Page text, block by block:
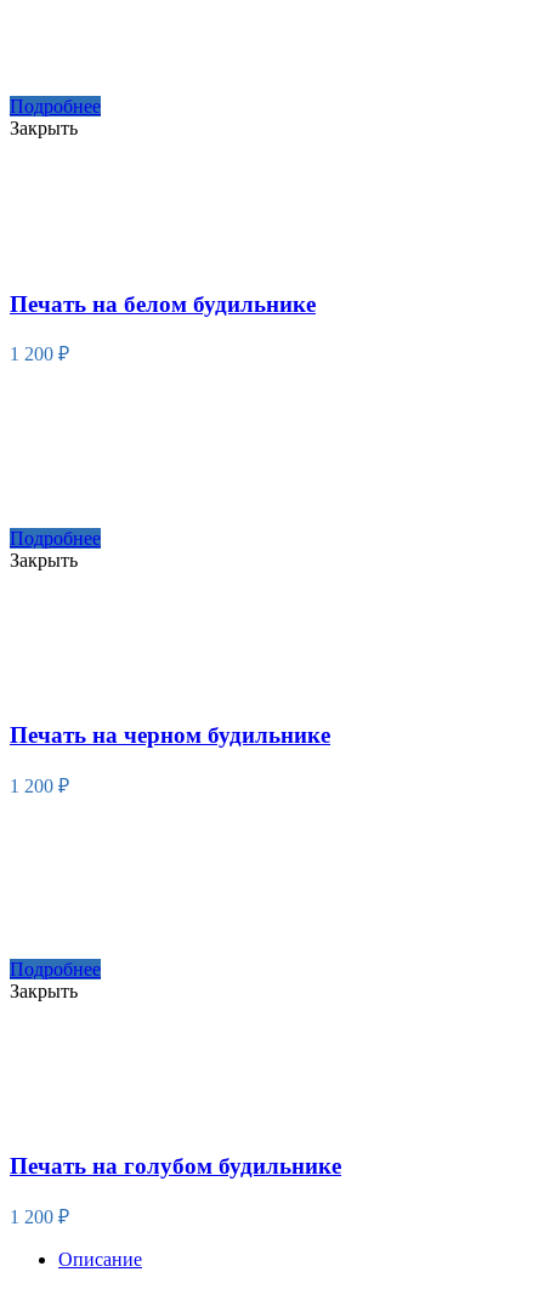
Подробнее
Закрыть
Подробнее
Закрыть
Печать на белом будильнике
1 200 ₽
Подробнее
Закрыть
Печать на черном будильнике
1 200 ₽
Печать на голубом будильнике
1 200 ₽
Описание